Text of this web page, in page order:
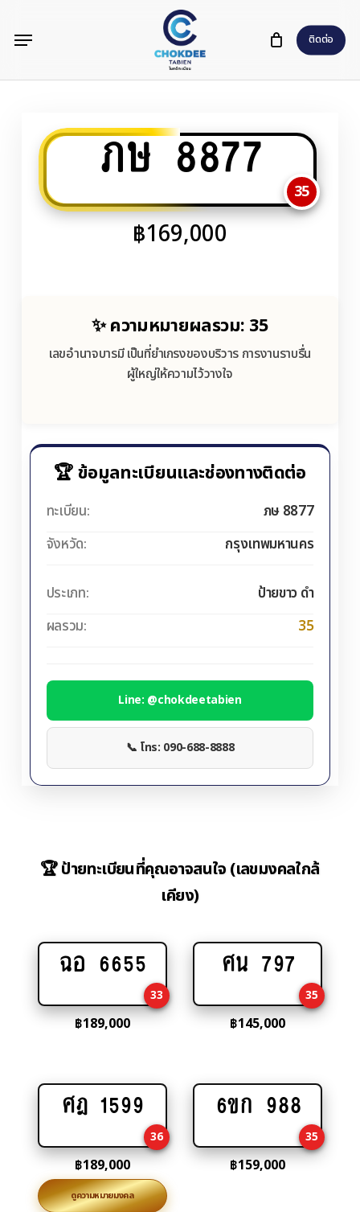
content
ติดต่อ
Menu
ภษ 8877
35
฿169,000
✨ ความหมายผลรวม: 35
เลขอำนาจบารมี เป็นที่ยำเกรงของบริวาร การงานราบรื่น
ผู้ใหญ่ให้ความไว้วางใจ
🏆 ข้อมูลทะเบียนและช่องทางติดต่อ
ทะเบียน:
ภษ 8877
จังหวัด:
กรุงเทพมหานคร
ประเภท:
ป้ายขาว ดำ
ผลรวม:
35
Line: @chokdeetabien
📞 โทร: 090-688-8888
🏆 ป้ายทะเบียนที่คุณอาจสนใจ (เลขมงคลใกล้
เคียง)
Add
cart
ฉอ 6655
33
฿189,000
Add
cart
ศน 797
35
฿145,000
Add
cart
ศฎ 1599
36
฿189,000
ดูความหมายมงคล
Add
cart
6ขก 988
35
฿159,000